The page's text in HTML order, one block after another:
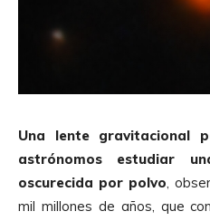
Una lente gravitacional
astrónomos estudiar
oscurecida por polvo ,
mil millones de años, que